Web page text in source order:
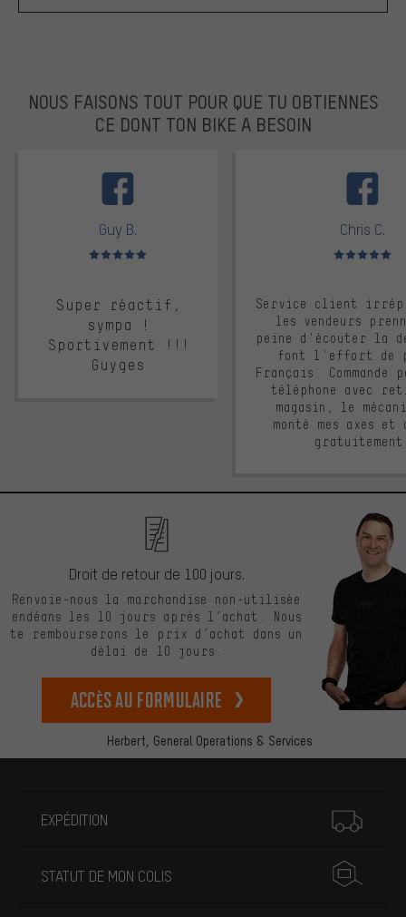
NOUS FAISONS TOUT POUR QUE TU OBTIENNES
CE DONT TON BIKE A BESOIN
Guy B.
Note moyenne : 5 sur 5
Super réactif,
sympa !
Sportivement !!!
Guyges
Chris C.
Note moyenne :
Service client
les vendeurs
peine d'écouter la
font l'effort de
Français. Commande
téléphone avec
magasin, le
monté mes axes et
Herbert, General Operations & Services
Droit de retour de 100 jours.
Renvoie-nous la marchandise non-utilisée
endéans les 10 jours après l’achat. Nous
te rembourserons le prix d’achat dans un
délai de 10 jours.
Accès au formulaire
EXPÉDITION
STATUT DE MON COLIS